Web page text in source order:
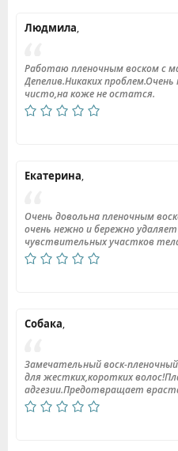
Людмила,
Работаю пленочным воском с
Депелив.Никаких
чисто,на коже не остатся.
Екатерина,
Очень довольна пленочным
очень нежно и бережно
чувствительных участков
Собака,
Замечательный воск-
для жестких,коротких
адгезии.Предотвращает